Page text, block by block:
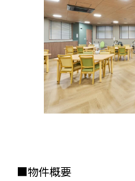
■物件概要